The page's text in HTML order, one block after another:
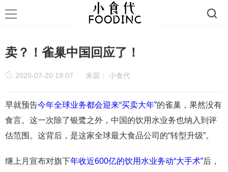
卖？！雀巢中国回应了！
2020-07-20 19:07 来源： 小食代
早就预告今年全球业务都会迎来“买卖大年”的雀巢，果然没有
食言。这一次除了银鹭之外，中国的饮用水业务也纳入到评
估范围。这背后，是这家全球最大食品公司的“转型升级”。
继上月宣布对旗下年收近600亿的饮用水业务动“大手术”后，